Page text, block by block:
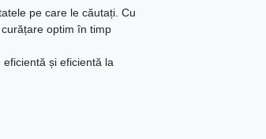
pe care le căutați. Cu
optim în timp
și eficientă la